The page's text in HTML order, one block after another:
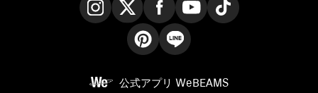
公式アプリ WeBEAMS